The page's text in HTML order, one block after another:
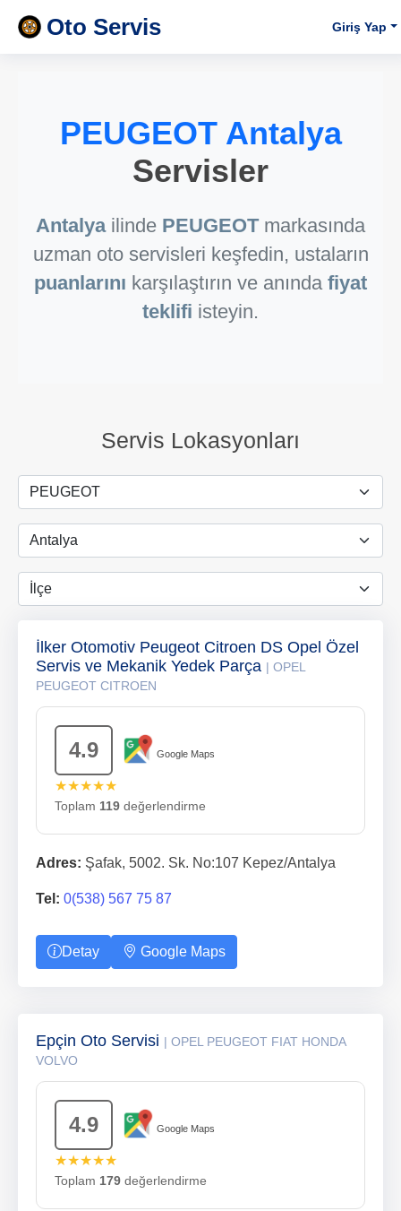
Oto Servis Giriş Yap
PEUGEOT Antalya
Servisler
Antalyailinde PEUGEOTmarkasında
uzman oto servisleri keşfedin, ustaların
puanlarını karşılaştırın ve anında fiyat
teklifi isteyin.
Servis Lokasyonları
İlker Otomotiv Peugeot Citroen DS Opel Özel
Servis ve Mekanik Yedek Parça | OPEL
PEUGEOT CITROEN
4.9 Google Maps
★★★★★
Toplam 119 değerlendirme
Adres: Şafak, 5002. Sk. No:107 Kepez/Antalya
Tel: 0(538) 567 75 87
Detay Google Maps
Epçin Oto Servisi | OPEL PEUGEOT FIAT HONDA
VOLVO
4.9 Google Maps
★★★★★
Toplam 179 değerlendirme